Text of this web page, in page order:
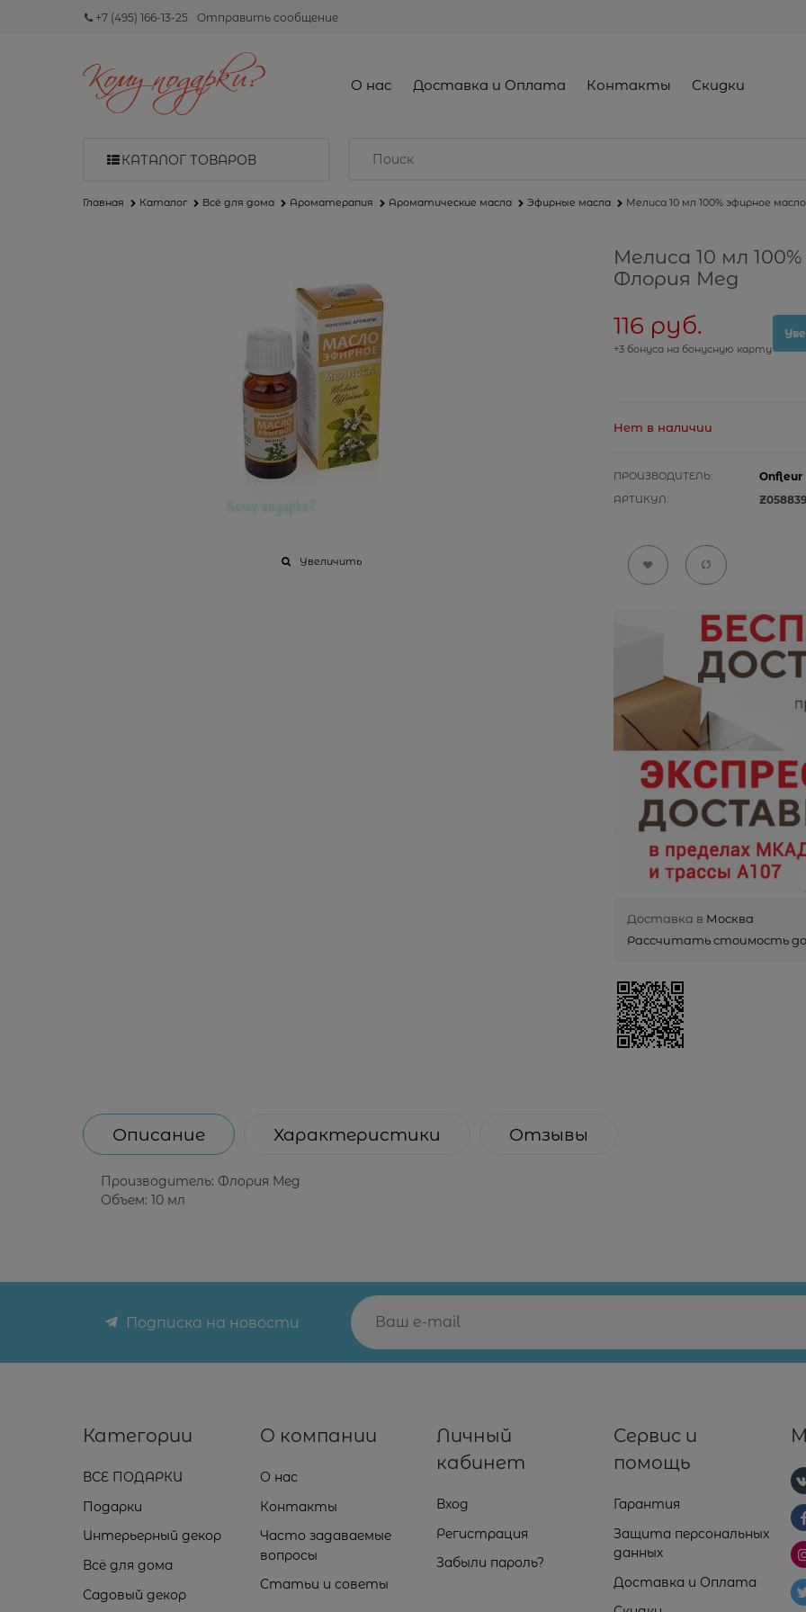
+7 (495) 166-13-25 Отправить сообщение
О нас Доставка и Оплата Контакты Скидки
КАТАЛОГ ТОВАРОВ
Главная Каталог Всё для дома Ароматерапия Ароматические масла Эфирные масла Мелиса 10 мл 100% эфирное
Увеличить
Мелиса 10 мл
Флория Мед
116 руб.
+3 бонуса на бонусную карту
Нет в наличии
ПРОИЗВОДИТЕЛЬ: Onfleur
АРТИКУЛ:
Доставка в Москва
Рассчитать стоимость
Описание Характеристики Отзывы
Производитель: Флория Мед
Объем: 10 мл
Подписка на новости
Категории
ВСЕ ПОДАРКИ
Подарки
Интерьерный декор
Всё для дома
Садовый декор
О компании
О нас
Контакты
Часто задаваемые
вопросы
Статьи и советы
Личный
кабинет
Вход
Регистрация
Забыли пароль?
Сервис и
помощь
Гарантия
Защита персональных
данных
Доставка и Оплата